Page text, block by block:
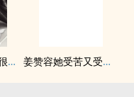
生而为Beta，她很抱歉（abo np) 姜赞容她受苦又受难（NPH）